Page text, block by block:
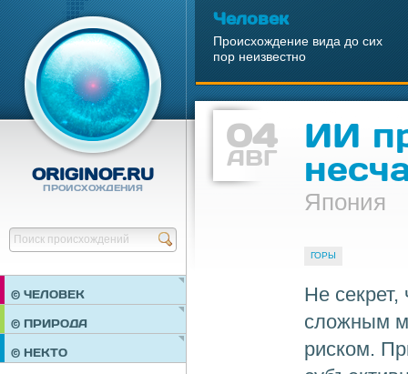
Человек
Происхождение вида до сих
пор неизвестно
ORIGINOF.RU
ПРОИСХОЖДЕНИЯ
© ЧЕЛОВЕК
ПРАЗДНИКИ
ОБЩЕСТВО
© ПРИРОДА
© НЕКТО
04
АВГ
ИИ
Япония
ГОРЫ
Не
сложным
риском.